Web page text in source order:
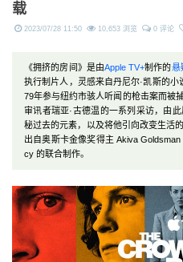
载
2023/07/28 11:50 10,653 浏览 0 评论
《拥挤的房间》是由Apple TV+制作的悬
执行制片人，灵感来自丹尼尔·凯斯的
79年参与纽约市骇人听闻的枪击案而被
审讯者瑞亚·古德温的一系列采访，由
秘过去的元素，以及将他引向改变生活
出自奥斯卡金像奖得主 Akiva
cy 的联合制作。